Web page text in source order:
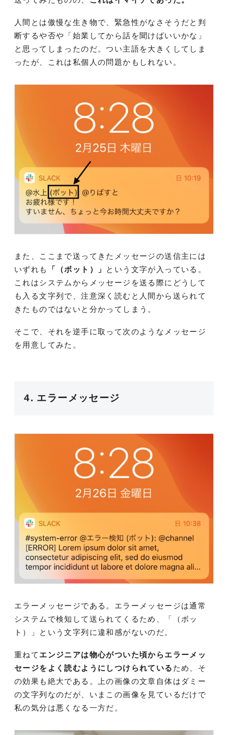
人間とは傲慢な生き物で、緊急性がなさそうだと判
断するや否や「始業してから話を聞けばいいかな」
と思ってしまったのだ。つい主語を大きくしてしま
ったが、これは私個人の問題かもしれない。
また、ここまで送ってきたメッセージの送信主には
いずれも
「（ボット）」 という文字が入っている。
これはシステムからメッセージを送る際にどうして
も入る文字列で、注意深く読むと人間から送られて
きたものではないと分かってしまう。
そこで、それを逆手に取って次のようなメッセージ
を用意してみた。
4. エラーメッセージ
エラーメッセージである。エラーメッセージは通常
システムで検知して送られてくるため、「（ボッ
ト）」という文字列に違和感がないのだ。
重ねて エンジニアは物心がついた頃からエラーメッ
セージをよく読むようにしつけられている ため、そ
の効果も絶大である。上の画像の文章自体はダミー
の文字列なのだが、いまこの画像を見ているだけで
私の気分は悪くなる一方だ。